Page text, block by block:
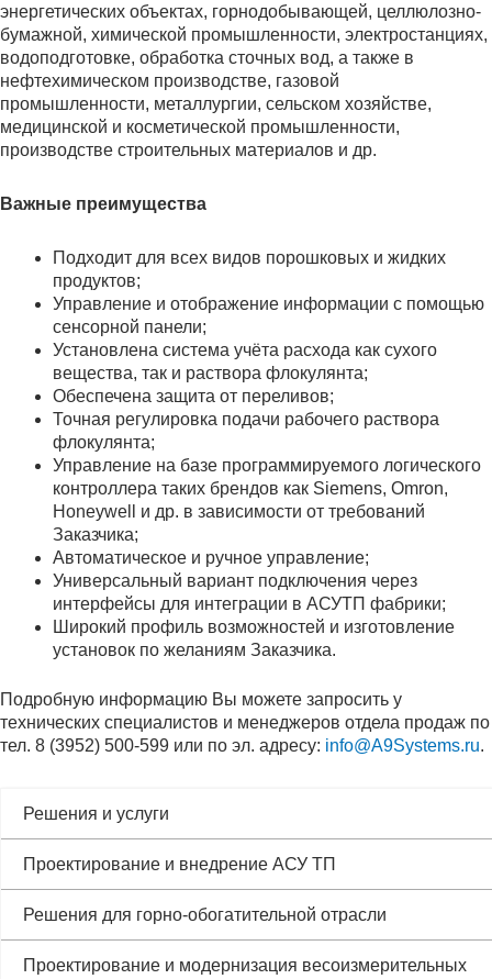
энергетических объектах, горнодобывающей, целлюлозно-
бумажной, химической промышленности, электростанциях,
водоподготовке, обработка сточных вод, а также в
нефтехимическом производстве, газовой
промышленности, металлургии, сельском хозяйстве,
медицинской и косметической промышленности,
производстве строительных материалов и др.
Важные преимущества
Подходит для всех видов порошковых и жидких
продуктов;
Управление и отображение информации с помощью
сенсорной панели;
Установлена система учёта расхода как сухого
вещества, так и раствора флокулянта;
Обеспечена защита от переливов;
Точная регулировка подачи рабочего раствора
флокулянта;
Управление на базе программируемого логического
контроллера таких брендов как Siemens, Omron,
Honeywell и др. в зависимости от требований
Заказчика;
Автоматическое и ручное управление;
Универсальный вариант подключения через
интерфейсы для интеграции в АСУТП фабрики;
Широкий профиль возможностей и изготовление
установок по желаниям Заказчика.
Подробную информацию Вы можете запросить у
технических специалистов и менеджеров отдела продаж по
тел. 8 (3952) 500-599 или по эл. адресу: info@A9Systems.ru.
Решения и услуги
Проектирование и внедрение АСУ ТП
Решения для горно-обогатительной отрасли
Проектирование и модернизация весоизмерительных